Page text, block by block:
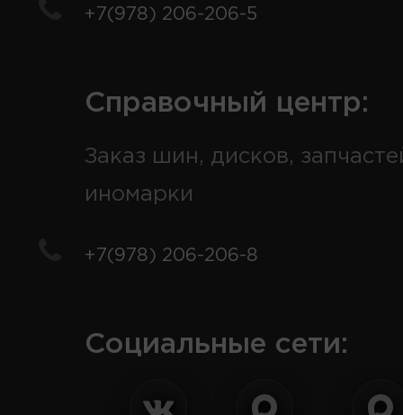
+7(978) 206-206-5
Справочный центр:
Заказ шин, дисков,
иномарки
+7(978) 206-206-8
Социальные сети: